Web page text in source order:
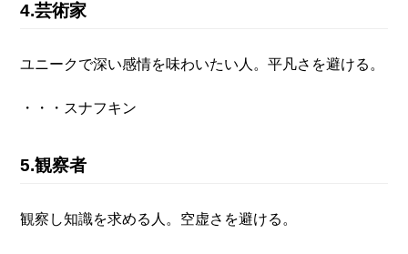
4.芸術家
ユニークで深い感情を味わいたい人。平凡さを避ける。
・・・スナフキン
5.観察者
観察し知識を求める人。空虚さを避ける。